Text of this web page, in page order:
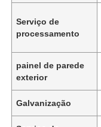
Serviço de
processamento
painel de parede
exterior
Galvanização